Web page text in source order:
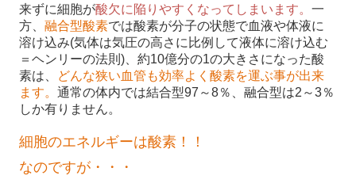
来ずに細胞が酸欠に陥りやすくなってしまいます。一
方、融合型酸素では酸素が分子の状態で血液や体液に
溶け込み(気体は気圧の高さに比例して液体に溶け込む
＝ヘンリーの法則)、約10億分の1の大きさになった酸
素は、
どんな狭い血管も効率よく酸素を運ぶ事が出来
ます。通常の体内では結合型97～8％、融合型は2～3％
しか有りません。
細胞のエネルギーは酸素！！
なのですが・・・